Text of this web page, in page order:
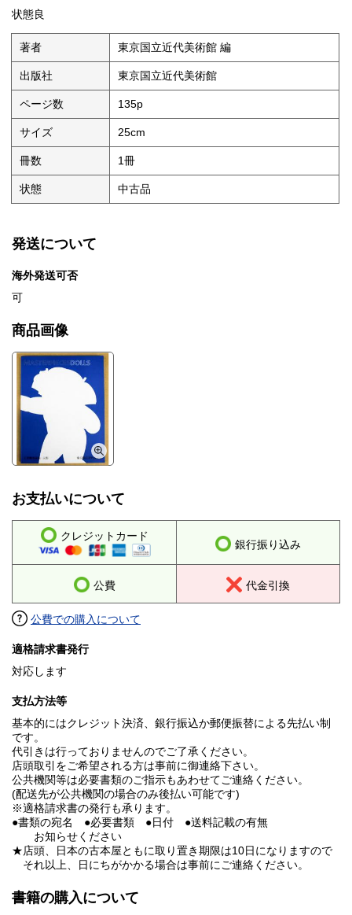
状態良
著者 東京国立近代美術館 編
出版社 東京国立近代美術館
ページ数 135p
サイズ 25cm
冊数 1冊
状態 中古品
発送について
海外発送可否
可
商品画像
お支払いについて
クレジットカード
銀行振り込み
公費 代金引換
公費での購入について
適格請求書発行
対応します
支払方法等
基本的にはクレジット決済、銀行振込か郵便振替による先払い制
です。
代引きは行っておりませんのでご了承ください。
店頭取引をご希望される方は事前に御連絡下さい。
公共機関等は必要書類のご指示もあわせてご連絡ください。
(配送先が公共機関の場合のみ後払い可能です)
※適格請求書の発行も承ります。
●書類の宛名 ●必要書類 ●日付 ●送料記載の有無
お知らせください
★店頭、日本の古本屋ともに取り置き期限は10日になりますので
それ以上、日にちがかかる場合は事前にご連絡ください。
書籍の購入について